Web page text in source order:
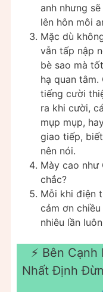
anh nhưng
lên hôn môi
Mặc dù
vẫn tấp nập
bè sao mà
hạ quan
tiếng cười
ra khi cười,
mụp mụp,
giao tiếp,
nên nói.
Mày cao
chắc?
Mỗi khi điện
cảm ơn
nhiêu lần
⚡ Bên
Nhất Định